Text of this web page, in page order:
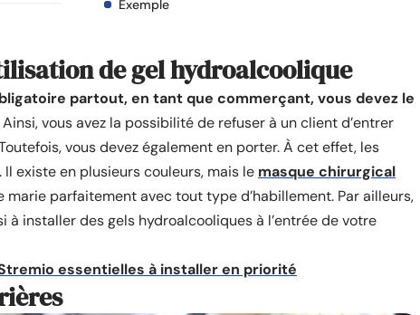
Exemple
de gel hydroalcoolique
partout, en tant que commerçant, vous devez le
Ainsi, vous avez la possibilité de refuser à un client d’entrer
vous devez également en porter. À cet effet, les
existe en plusieurs couleurs, mais le masque chirurgical
marie parfaitement avec tout type d’habillement. Par ailleurs,
à installer des gels hydroalcooliques à l’entrée de votre
essentielles à installer en priorité